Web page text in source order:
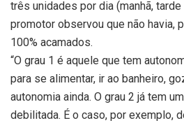
três unidades por dia (manhã,
promotor observou que não havia,
100% acamados.
“O grau 1 é aquele que tem
para se alimentar, ir ao banheiro,
autonomia ainda. O grau 2 já tem
debilitada. É o caso, por exemplo,